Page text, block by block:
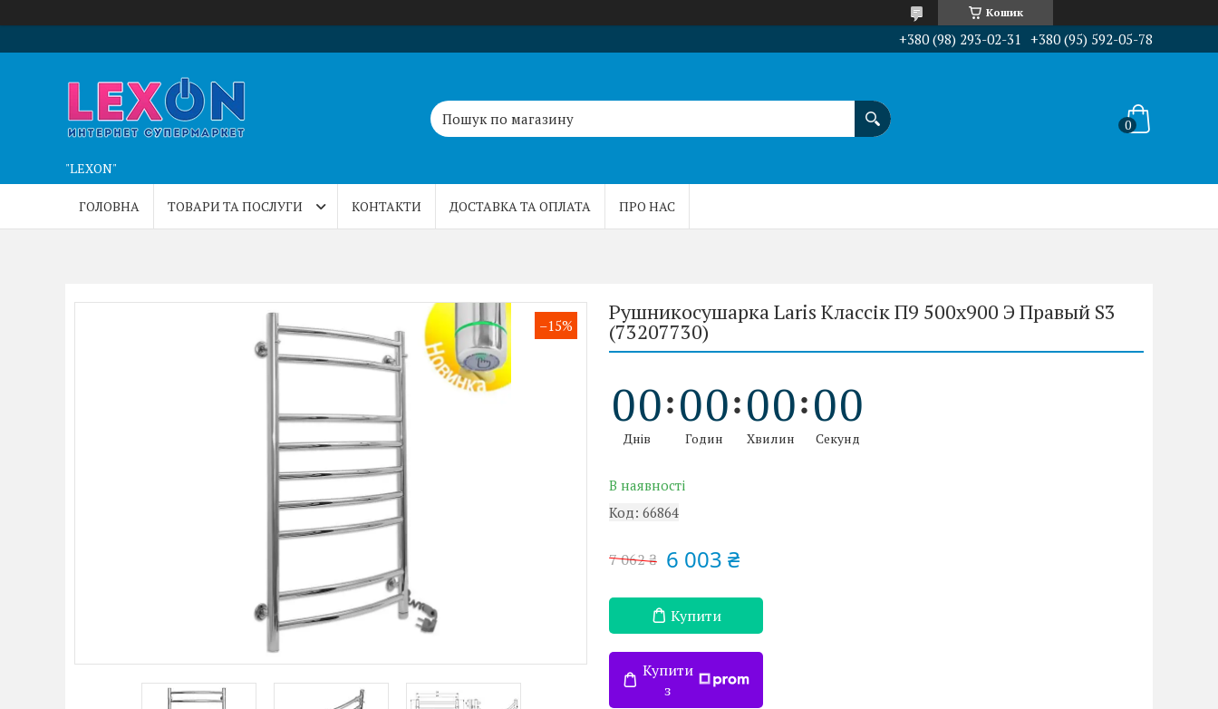
Кошик
+380 (98) 293-02-31 +380 (95) 592-05-78
"LEXON"
ГОЛОВНА ТОВАРИ ТА ПОСЛУГИ КОНТАКТИ ДОСТАВКА ТА ОПЛАТА ПРО НАС
–15%
Рушникосушарка Laris Классік П9 500x900 Э Правый S3
(73207730)
00
Днів
00
Годин
00
Хвилин
00
Секунд
В наявності
Код: 66864
7 062 ₴ 6 003 ₴
Купити
Купити
з